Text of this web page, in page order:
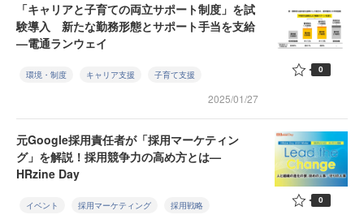
「キャリアと子育ての両立サポート制度」を試
験導入 新たな勤務形態とサポート手当を支給
—電通ランウェイ
環境・制度 キャリア支援 子育て支援
2025/01/27
0
元Google採用責任者が「採用マーケティン
グ」を解説！採用競争力の高め方とは—
HRzine Day
イベント 採用マーケティング 採用戦略 0